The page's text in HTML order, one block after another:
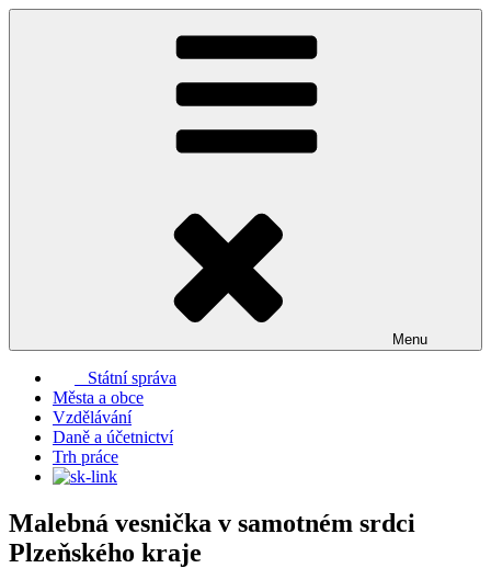
Přejít
Menu
Státní správa
Města a obce
Vzdělávání
Daně a účetnictví
Trh práce
Malebná vesnička v samotném srdci
Plzeňského kraje